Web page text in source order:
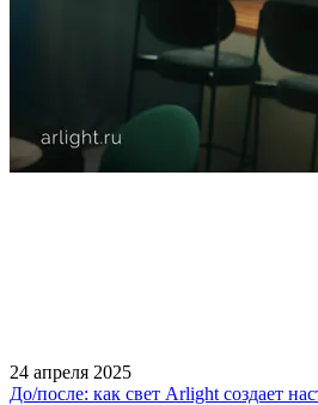
24 апреля 2025
До/после: как свет Arlight создает